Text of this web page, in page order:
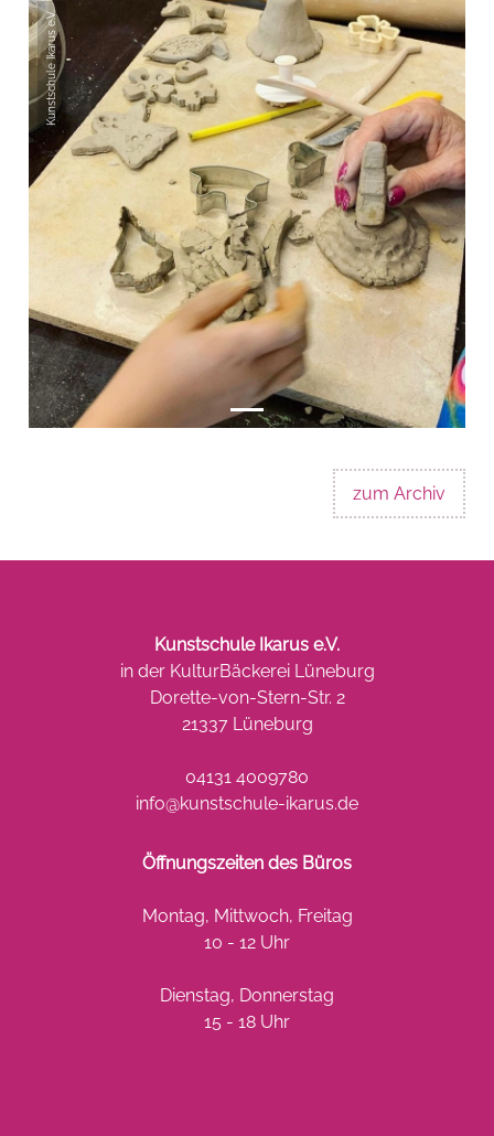
Kunstschule Ikarus e.V.
zum Archiv
Kunstschule Ikarus e.V.
in der KulturBäckerei Lüneburg
Dorette-von-Stern-Str. 2
21337 Lüneburg
04131 4009780
info@kunstschule-ikarus.de
Öffnungszeiten des Büros
Montag, Mittwoch, Freitag
10 - 12 Uhr
Dienstag, Donnerstag
15 - 18 Uhr